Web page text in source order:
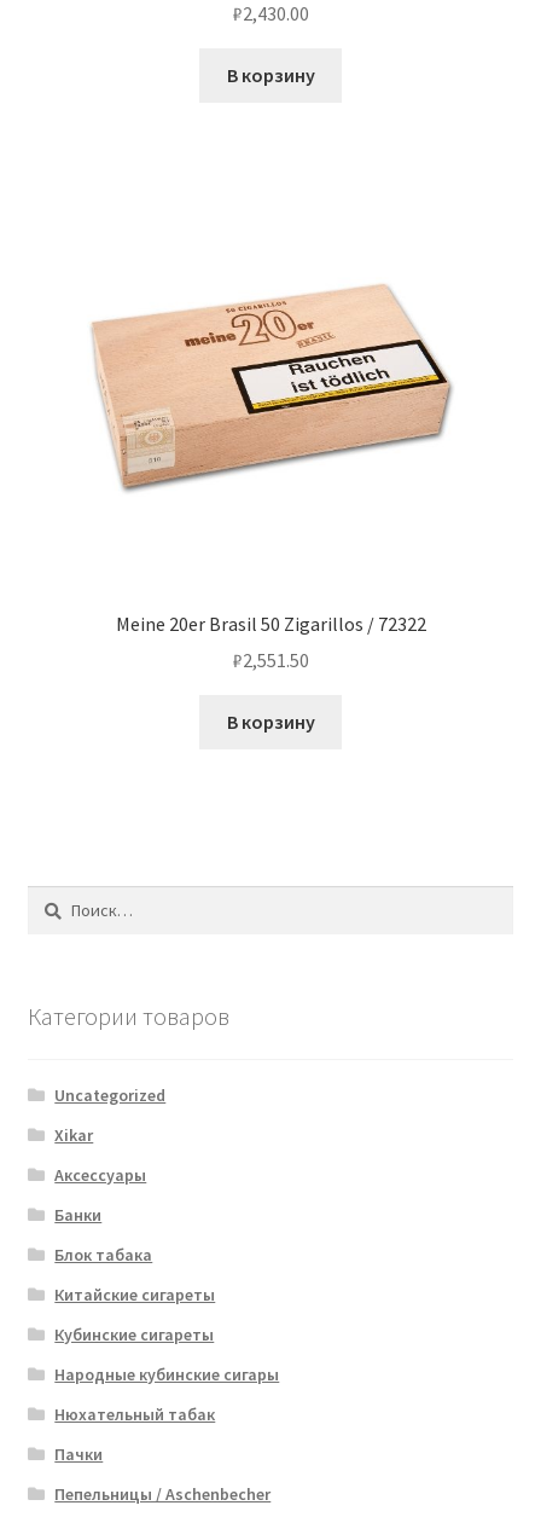
₽2,430.00
В корзину
Meine 20er Brasil 50 Zigarillos / 72322
₽2,551.50
В корзину
Найти:
Категории товаров
Uncategorized
Xikar
Аксессуары
Банки
Блок табака
Китайские сигареты
Кубинские сигареты
Народные кубинские сигары
Нюхательный табак
Пачки
Пепельницы / Aschenbecher